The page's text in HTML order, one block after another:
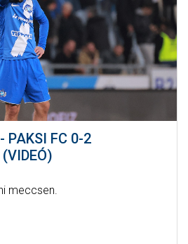
PAKSI FC 0-2
meccsen.